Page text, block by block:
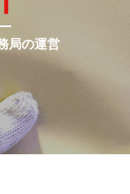
局の運営